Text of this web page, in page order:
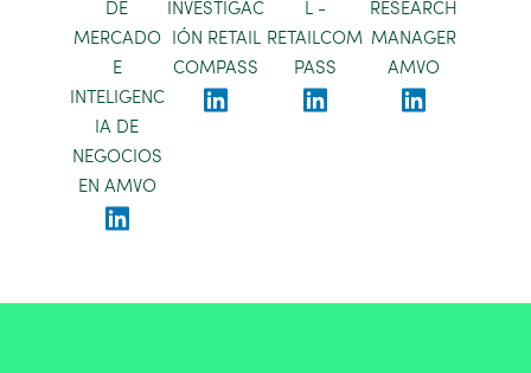
DE
MERCADO
E
INTELIGENC
IA DE
NEGOCIOS
EN AMVO
INVESTIGAC
IÓN RETAIL
COMPASS
L -
RETAILCOM
PASS
RESEARCH
MANAGER
AMVO